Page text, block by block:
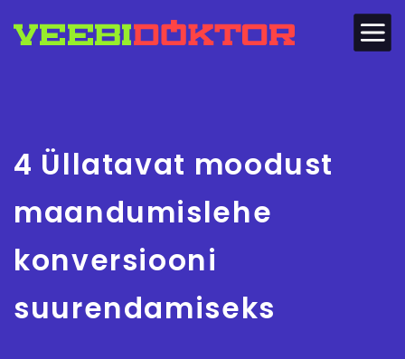
4 Üllatavat moodust
maandumislehe
konversiooni
suurendamiseks